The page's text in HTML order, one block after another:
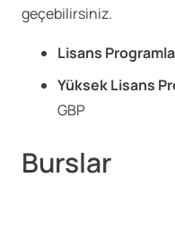
geçebilirsiniz.
Lisans
Yüksek Lisans
GBP
Burslar